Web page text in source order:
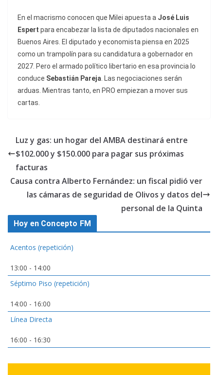
En el macrismo conocen que Milei apuesta a José Luis
Espert para encabezar la lista de diputados nacionales en
Buenos Aires. El diputado y economista piensa en 2025
como un trampolín para su candidatura a gobernador en
2027. Pero el armado político libertario en esa provincia lo
conduce Sebastián Pareja. Las negociaciones serán
arduas. Mientras tanto, en PRO empiezan a mover sus
cartas.
Luz y gas: un hogar del AMBA destinará entre
$102.000 y $150.000 para pagar sus próximas
facturas
Causa contra Alberto Fernández: un fiscal pidió ver
las cámaras de seguridad de Olivos y datos del
personal de la Quinta
Hoy en Concepto FM
Acentos (repetición)
13:00 - 14:00
Séptimo Piso (repetición)
14:00 - 16:00
Línea Directa
16:00 - 16:30